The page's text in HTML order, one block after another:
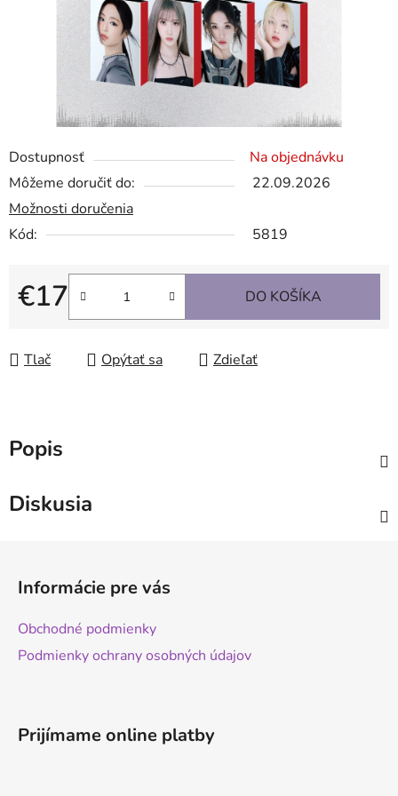
Dostupnosť
Na objednávku
Môžeme doručiť do:
22.09.2026
Možnosti doručenia
Kód:
5819
€17
Jednotková cena:
DO KOŠÍKA
Tlač Opýtať sa Zdieľať
Popis
Diskusia
Informácie pre vás
Obchodné podmienky
Podmienky ochrany osobných údajov
Prijímame online platby